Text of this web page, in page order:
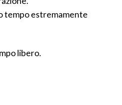
tempo estremamente
libero.